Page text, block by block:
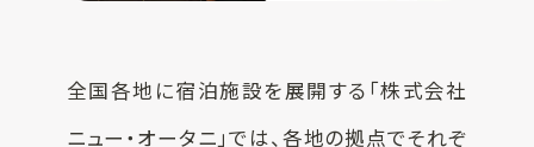
全国各地に宿泊施設を展開する「株式会社
ニュー・オータニ」では、各地の拠点でそれぞ